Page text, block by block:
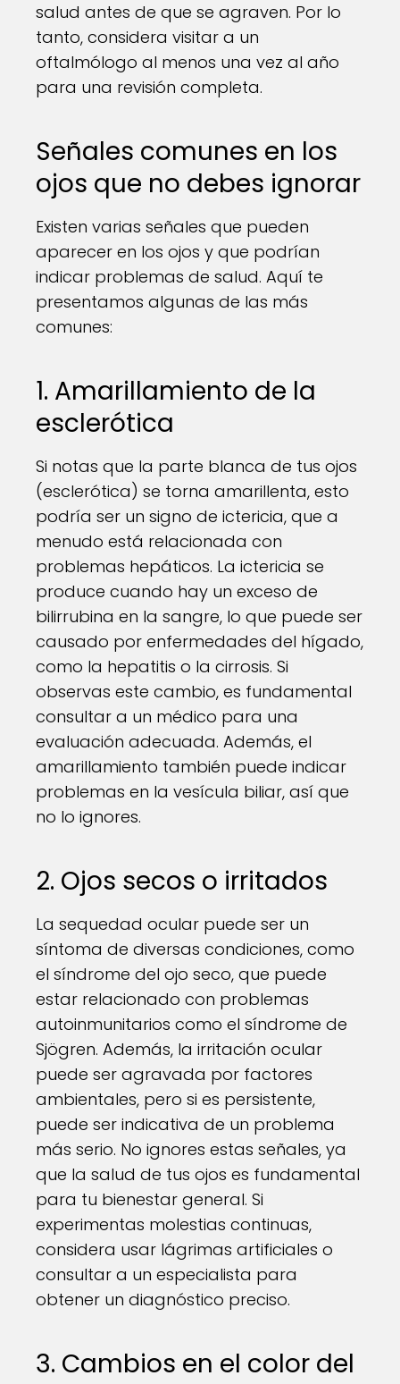
salud antes de que se agraven. Por lo
tanto, considera visitar a un
oftalmólogo al menos una vez al año
para una revisión completa.
Señales comunes en los
ojos que no debes ignorar
Existen varias señales que pueden
aparecer en los ojos y que podrían
indicar problemas de salud. Aquí te
presentamos algunas de las más
comunes:
1. Amarillamiento de la
esclerótica
Si notas que la parte blanca de tus ojos
(esclerótica) se torna amarillenta, esto
podría ser un signo de ictericia, que a
menudo está relacionada con
problemas hepáticos. La ictericia se
produce cuando hay un exceso de
bilirrubina en la sangre, lo que puede ser
causado por enfermedades del hígado,
como la hepatitis o la cirrosis. Si
observas este cambio, es fundamental
consultar a un médico para una
evaluación adecuada. Además, el
amarillamiento también puede indicar
problemas en la vesícula biliar, así que
no lo ignores.
2. Ojos secos o irritados
La sequedad ocular puede ser un
síntoma de diversas condiciones, como
el síndrome del ojo seco, que puede
estar relacionado con problemas
autoinmunitarios como el síndrome de
Sjögren. Además, la irritación ocular
puede ser agravada por factores
ambientales, pero si es persistente,
puede ser indicativa de un problema
más serio. No ignores estas señales, ya
que la salud de tus ojos es fundamental
para tu bienestar general. Si
experimentas molestias continuas,
considera usar lágrimas artificiales o
consultar a un especialista para
obtener un diagnóstico preciso.
3. Cambios en el color del